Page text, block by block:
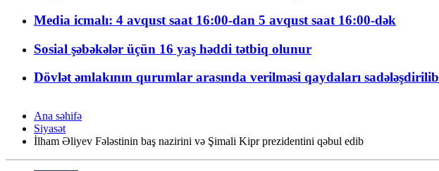
Media icmalı: 4 avqust saat 16:00-dan 5 avqust saat 16:00-dək
Sosial şəbəkələr üçün 16 yaş həddi tətbiq olunur
Dövlət əmlakının qurumlar arasında verilməsi qaydaları sadələşdirilib
Ana səhifə
Siyasət
İlham Əliyev Fələstinin baş nazirini və Şimali Kipr prezidentini qəbul edib